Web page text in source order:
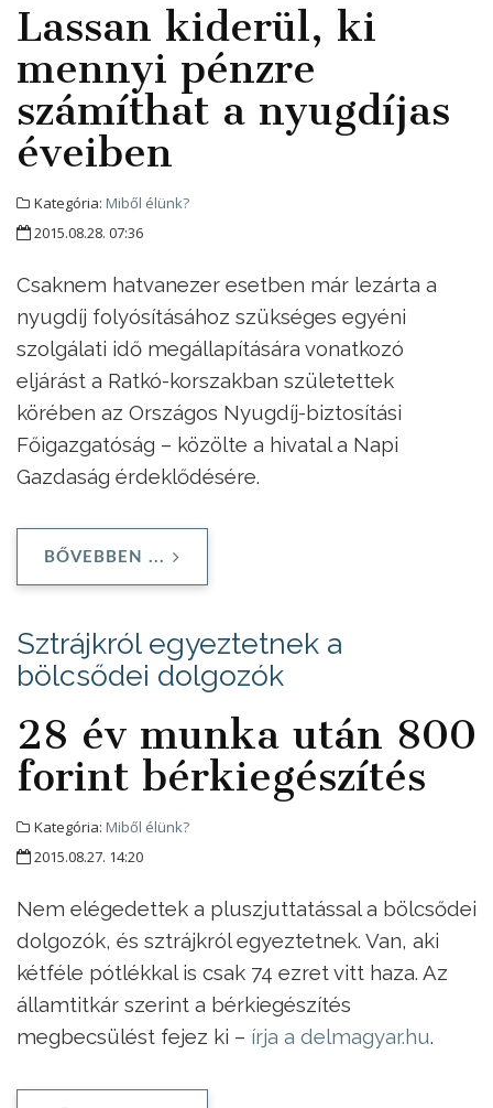
Lassan kiderül, ki
mennyi pénzre
számíthat a nyugdíjas
éveiben
Kategória: Miből élünk?
2015.08.28. 07:36
Csaknem hatvanezer esetben már lezárta a
nyugdíj folyósításához szükséges egyéni
szolgálati idő megállapítására vonatkozó
eljárást a Ratkó-korszakban születettek
körében az Országos Nyugdíj-biztosítási
Főigazgatóság – közölte a hivatal a Napi
Gazdaság érdeklődésére.
BŐVEBBEN ...
Sztrájkról egyeztetnek a
bölcsődei dolgozók
28 év munka után 800
forint bérkiegészítés
Kategória: Miből élünk?
2015.08.27. 14:20
Nem elégedettek a pluszjuttatással a bölcsődei
dolgozók, és sztrájkról egyeztetnek. Van, aki
kétféle pótlékkal is csak 74 ezret vitt haza. Az
államtitkár szerint a bérkiegészítés
megbecsülést fejez ki – írja a delmagyar.hu.